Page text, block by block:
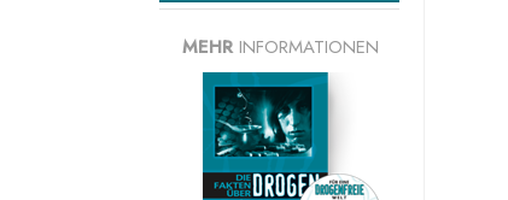
MEHR INFORMATIONEN